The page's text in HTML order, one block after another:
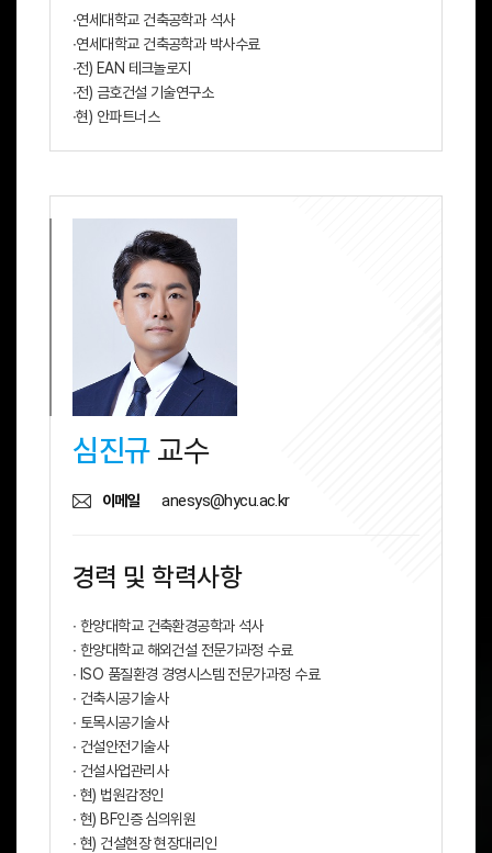
∙연세대학교 건축공학과 석사
∙연세대학교 건축공학과 박사수료
∙전) EAN 테크놀로지
∙전) 금호건설 기술연구소
∙현) 안파트너스
심진규교수
이메일 anesys@hycu.ac.kr
경력 및 학력사항
∙ 한양대학교 건축환경공학과 석사
∙ 한양대학교 해외건설 전문가과정 수료
∙ ISO 품질환경 경영시스템 전문가과정 수료
∙ 건축시공기술사
∙ 토목시공기술사
∙ 건설안전기술사
∙ 건설사업관리사
∙ 현) 법원감정인
∙ 현) BF인증 심의위원
∙ 현) 건설현장 현장대리인